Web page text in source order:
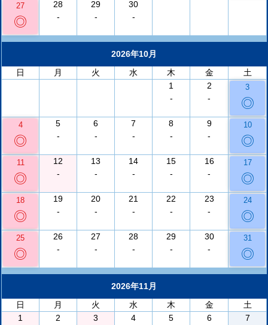
27
◎
28
-
29
-
30
-
2026年10月
日
月 火 水 木 金
土
1
-
2
-
3
◎
4
◎
5
-
6
-
7
-
8
-
9
-
10
◎
11
◎
12
-
13
-
14
-
15
-
16
-
17
◎
18
◎
19
-
20
-
21
-
22
-
23
-
24
◎
25
◎
26
-
27
-
28
-
29
-
30
-
31
◎
2026年11月
日
月 火 水 木 金
土
1
2
3
4
5
6
7